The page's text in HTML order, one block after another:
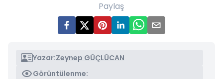
Paylaş
Yazar:Zeynep GÜÇLÜCAN
Görüntülenme: